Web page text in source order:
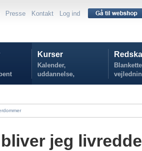
Presse Kontakt Log ind
Kurser
Kalender,
uddannelse,
tilmelding...
jeg